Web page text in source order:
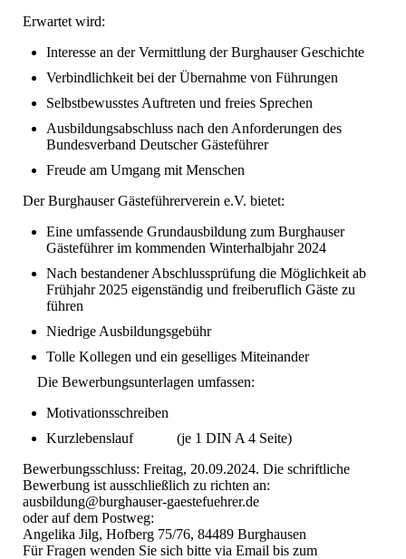
Erwartet wird:
Interesse an der Vermittlung der Burghauser Geschichte
Verbindlichkeit bei der Übernahme von Führungen
Selbstbewusstes Auftreten und freies Sprechen
Ausbildungsabschluss nach den Anforderungen des
Bundesverband Deutscher Gästeführer
Freude am Umgang mit Menschen
Der Burghauser Gästeführerverein e.V. bietet:
Eine umfassende Grundausbildung zum Burghauser
Gästeführer im kommenden Winterhalbjahr 2024
Nach bestandener Abschlussprüfung die Möglichkeit ab
Frühjahr 2025 eigenständig und freiberuflich Gäste zu
führen
Niedrige Ausbildungsgebühr
Tolle Kollegen und ein geselliges Miteinander
Die Bewerbungsunterlagen umfassen:
Motivationsschreiben
Kurzlebenslauf (je 1 DIN A 4 Seite)
Bewerbungsschluss: Freitag, 20.09.2024. Die schriftliche
Bewerbung ist ausschließlich zu richten an:
ausbildung@burghauser-gaestefuehrer.de
oder auf dem Postweg:
Angelika Jilg, Hofberg 75/76, 84489 Burghausen
Für Fragen wenden Sie sich bitte via Email bis zum